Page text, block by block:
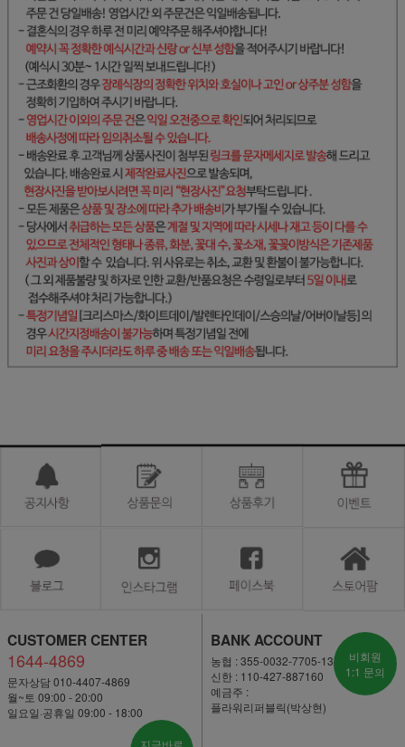
CUSTOMER CENTER
1644-4869
문자상담 010-4407-4869
월~토 09:00 - 20:00
일요일·공휴일 09:00 - 18:00
지금바로
BANK ACCOUNT
농협 : 355-0032-7705-13
신한 : 110-427-887160
예금주 :
플라워리퍼블릭(박상현)
비회원
1:1 문의